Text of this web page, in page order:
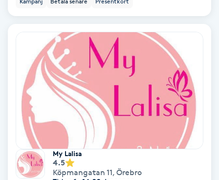
Babylights
Balayage
Bambumassage
Barber
BarnklippningMy Lalisa
4.5
Köpmangatan 11, Örebro